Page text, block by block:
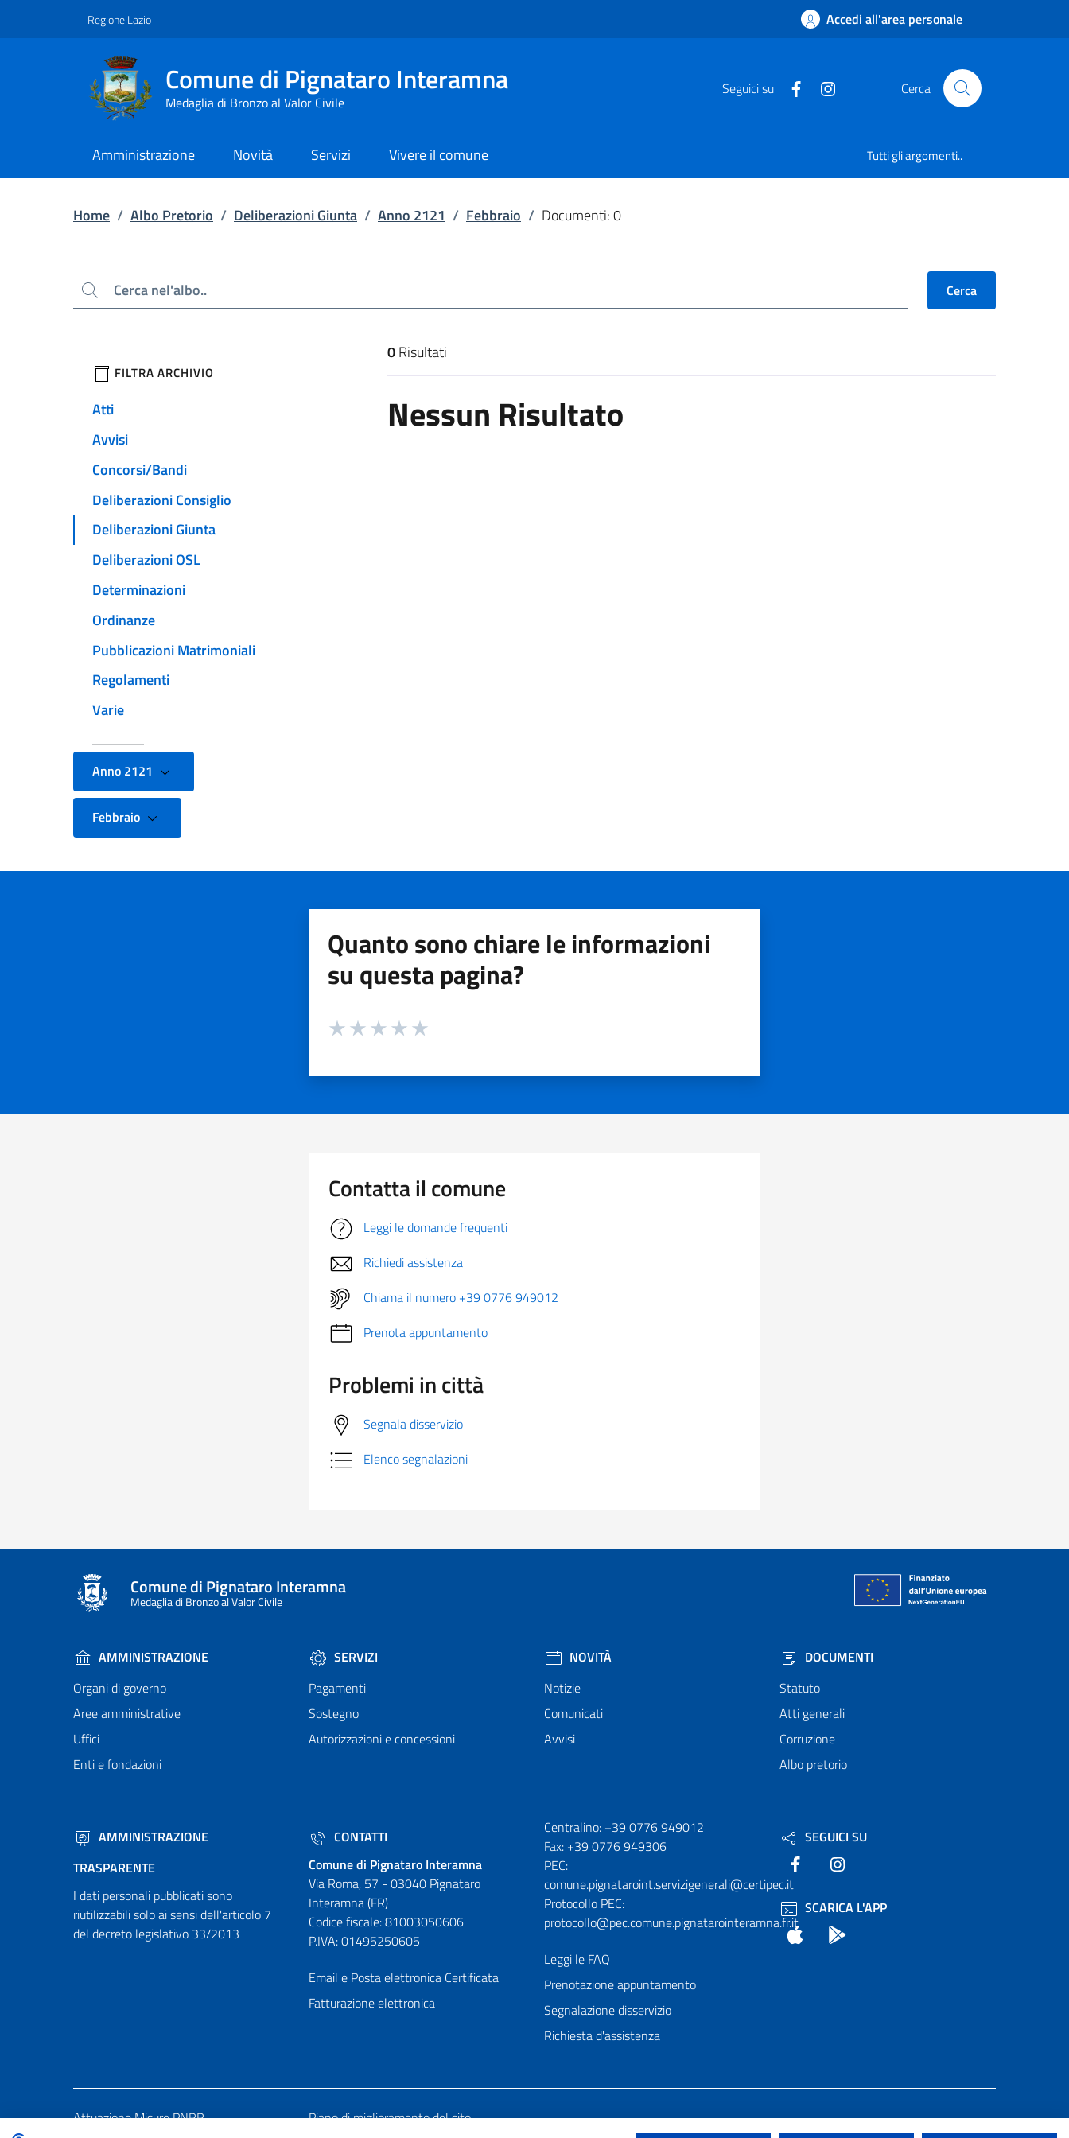
Regione Lazio Accedi all'area personale
Comune di Pignataro Interamna
Medaglia di Bronzo al Valor Civile
Seguici su Cerca
Amministrazione Novità Servizi Vivere il comune Tutti gli argomenti..
Home / Albo Pretorio / Deliberazioni Giunta / Anno 2121 / Febbraio / Documenti: 0
Cerca Cerca
filtri da applicare
FILTRA ARCHIVIO
Atti
Avvisi
Concorsi/Bandi
Deliberazioni Consiglio
Deliberazioni Giunta
Deliberazioni OSL
Determinazioni
Ordinanze
Pubblicazioni Matrimoniali
Regolamenti
Varie
Anno 2121
Febbraio
Risultati di ricerca
0Risultati
Nessun Risultato
Quanto sono chiare le informazioni
su questa pagina?
Valuta da 1 a 5 stelle la pagina
Contatta il comune
Leggi le domande frequenti
Richiedi assistenza
Chiama il numero +39 0776 949012
Prenota appuntamento
Problemi in città
Segnala disservizio
Elenco segnalazioni
Comune di Pignataro Interamna
Medaglia di Bronzo al Valor Civile
AMMINISTRAZIONE
Organi di governo
Aree amministrative
Uffici
Enti e fondazioni
SERVIZI
Pagamenti
Sostegno
Autorizzazioni e concessioni
NOVITÀ
Notizie
Comunicati
Avvisi
DOCUMENTI
Statuto
Atti generali
Corruzione
Albo pretorio
AMMINISTRAZIONE
TRASPARENTE
I dati personali pubblicati sono
riutilizzabili solo ai sensi dell'articolo 7
del decreto legislativo 33/2013
CONTATTI
Comune di Pignataro Interamna
Via Roma, 57 - 03040 Pignataro
Interamna (FR)
Codice fiscale: 81003050606
P.IVA: 01495250605
Email e Posta elettronica Certificata
Fatturazione elettronica
Numeri utili
Centralino: +39 0776 949012
Fax: +39 0776 949306
PEC:
comune.pignataroint.servizigenerali@certipec.it
Protocollo PEC:
protocollo@pec.comune.pignatarointeramna.fr.it
Leggi le FAQ
Prenotazione appuntamento
Segnalazione disservizio
Richiesta d'assistenza
SEGUICI SU
Facebook
SCARICA L'APP
App Store
Attuazione Misure PNRR Piano di miglioramento del sito